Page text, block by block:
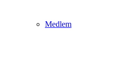
Medlem